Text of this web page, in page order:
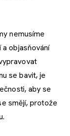
nemusíme
objasňování
se bavit, je
aby se
smějí, protože